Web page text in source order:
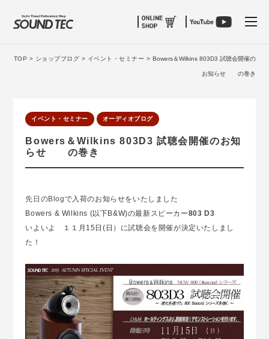
TOP > ショップブログ > イベント・セミナー > Bowers＆Wilkins 803D3 試聴会開催の
お知らせ の巻き
イベント・セミナー オーディオブログ
Bowers＆Wilkins 803D3 試聴会開催のお知
らせ の巻き
先日のBlogで入荷のお知らせをいたしました
Bowers & Wilkins (以下B&W)の最新スピーカー803 D3
いよいよ １１月15日(日）に試聴会を開催が決定いたしまし
た！